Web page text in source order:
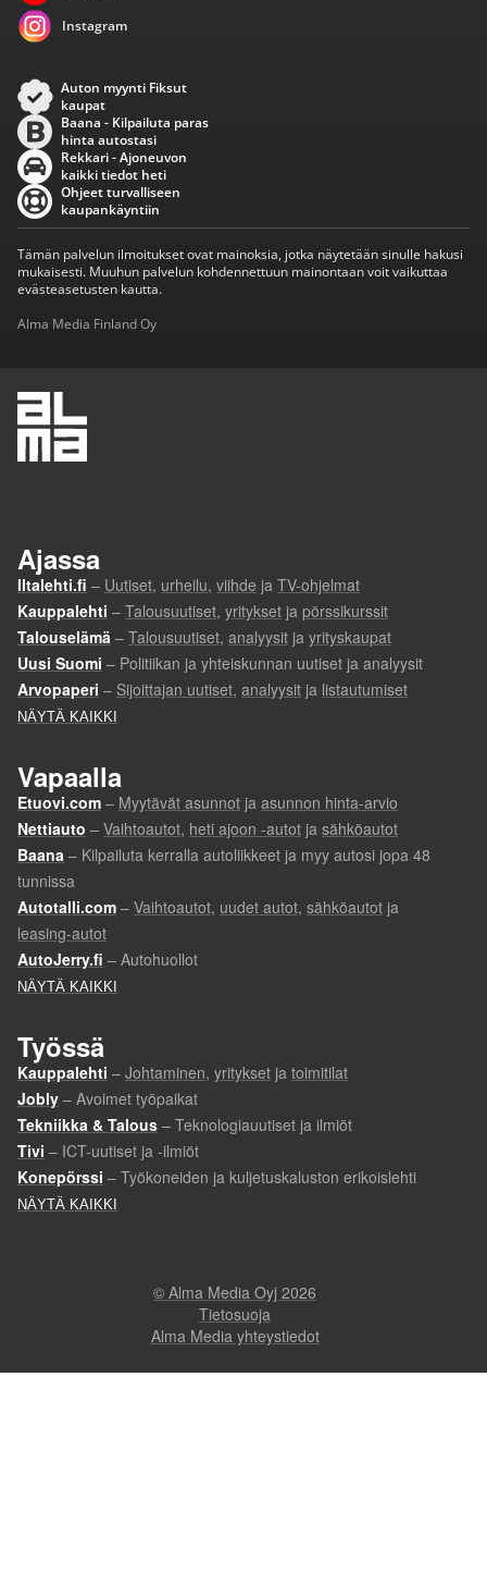
Instagram
Auton myynti Fiksut
kaupat
Baana - Kilpailuta paras
hinta autostasi
Rekkari - Ajoneuvon
kaikki tiedot heti
Ohjeet turvalliseen
kaupankäyntiin
Tämän palvelun ilmoitukset ovat mainoksia, jotka näytetään sinulle hakusi
mukaisesti. Muuhun palvelun kohdennettuun mainontaan voit vaikuttaa
evästeasetusten kautta.
Alma Media Finland Oy